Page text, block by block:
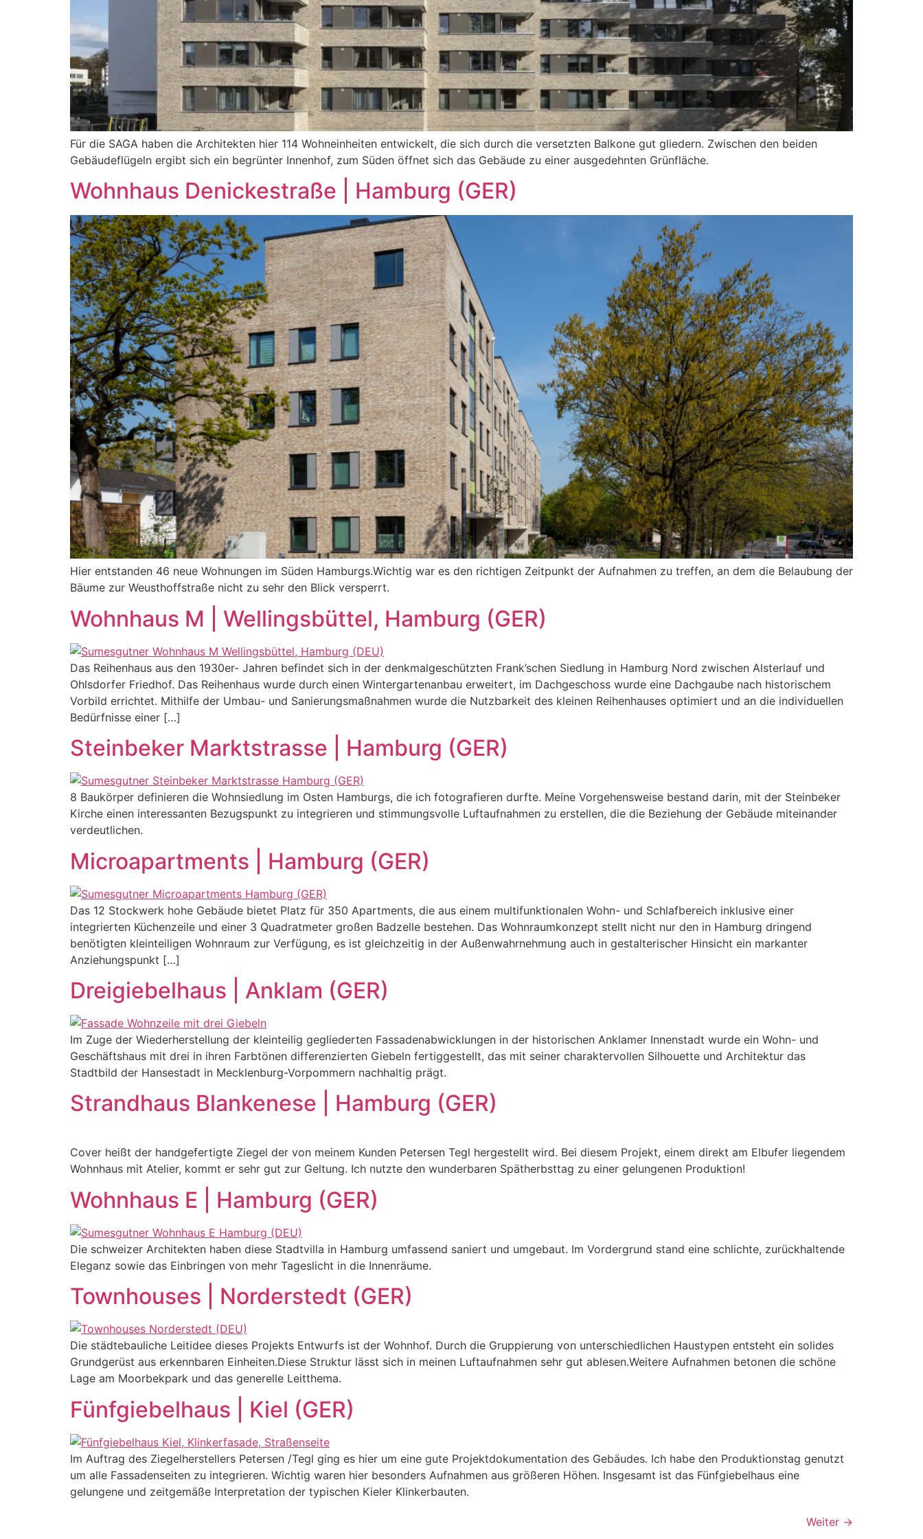
Für die SAGA haben die Architekten hier 114 Wohneinheiten entwickelt, die sich durch die versetzten Balkone gut gliedern. Zwischen den beiden
Gebäudeflügeln ergibt sich ein begrünter Innenhof, zum Süden öffnet sich das Gebäude zu einer ausgedehnten Grünfläche.
Wohnhaus Denickestraße | Hamburg (GER)
Hier entstanden 46 neue Wohnungen im Süden Hamburgs.Wichtig war es den richtigen Zeitpunkt der Aufnahmen zu treffen, an dem die Belaubung der
Bäume zur Weusthoffstraße nicht zu sehr den Blick versperrt.
Wohnhaus M | Wellingsbüttel, Hamburg (GER)
Das Reihenhaus aus den 1930er- Jahren befindet sich in der denkmalgeschützten Frank’schen Siedlung in Hamburg Nord zwischen Alsterlauf und
Ohlsdorfer Friedhof. Das Reihenhaus wurde durch einen Wintergartenanbau erweitert, im Dachgeschoss wurde eine Dachgaube nach historischem
Vorbild errichtet. Mithilfe der Umbau- und Sanierungsmaßnahmen wurde die Nutzbarkeit des kleinen Reihenhauses optimiert und an die individuellen
Bedürfnisse einer […]
Steinbeker Marktstrasse | Hamburg (GER)
8 Baukörper definieren die Wohnsiedlung im Osten Hamburgs, die ich fotografieren durfte. Meine Vorgehensweise bestand darin, mit der Steinbeker
Kirche einen interessanten Bezugspunkt zu integrieren und stimmungsvolle Luftaufnahmen zu erstellen, die die Beziehung der Gebäude miteinander
verdeutlichen.
Microapartments | Hamburg (GER)
Das 12 Stockwerk hohe Gebäude bietet Platz für 350 Apartments, die aus einem multifunktionalen Wohn- und Schlafbereich inklusive einer
integrierten Küchenzeile und einer 3 Quadratmeter großen Badzelle bestehen. Das Wohnraumkonzept stellt nicht nur den in Hamburg dringend
benötigten kleinteiligen Wohnraum zur Verfügung, es ist gleichzeitig in der Außenwahrnehmung auch in gestalterischer Hinsicht ein markanter
Anziehungspunkt […]
Dreigiebelhaus | Anklam (GER)
Im Zuge der Wiederherstellung der kleinteilig gegliederten Fassadenabwicklungen in der historischen Anklamer Innenstadt wurde ein Wohn- und
Geschäftshaus mit drei in ihren Farbtönen differenzierten Giebeln fertiggestellt, das mit seiner charaktervollen Silhouette und Architektur das
Stadtbild der Hansestadt in Mecklenburg-Vorpommern nachhaltig prägt.
Strandhaus Blankenese | Hamburg (GER)
Cover heißt der handgefertigte Ziegel der von meinem Kunden Petersen Tegl hergestellt wird. Bei diesem Projekt, einem direkt am Elbufer liegendem
Wohnhaus mit Atelier, kommt er sehr gut zur Geltung. Ich nutzte den wunderbaren Spätherbsttag zu einer gelungenen Produktion!
Wohnhaus E | Hamburg (GER)
Die schweizer Architekten haben diese Stadtvilla in Hamburg umfassend saniert und umgebaut. Im Vordergrund stand eine schlichte, zurückhaltende
Eleganz sowie das Einbringen von mehr Tageslicht in die Innenräume.
Townhouses | Norderstedt (GER)
Die städtebauliche Leitidee dieses Projekts Entwurfs ist der Wohnhof. Durch die Gruppierung von unterschiedlichen Haustypen entsteht ein solides
Grundgerüst aus erkennbaren Einheiten.Diese Struktur lässt sich in meinen Luftaufnahmen sehr gut ablesen.Weitere Aufnahmen betonen die schöne
Lage am Moorbekpark und das generelle Leitthema.
Fünfgiebelhaus | Kiel (GER)
Im Auftrag des Ziegelherstellers Petersen /Tegl ging es hier um eine gute Projektdokumentation des Gebäudes. Ich habe den Produktionstag genutzt
um alle Fassadenseiten zu integrieren. Wichtig waren hier besonders Aufnahmen aus größeren Höhen. Insgesamt ist das Fünfgiebelhaus eine
gelungene und zeitgemäße Interpretation der typischen Kieler Klinkerbauten.
Weiter →